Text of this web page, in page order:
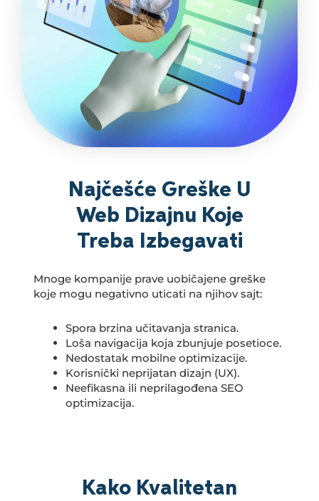
Kako Kvalitetan
Najčešće Greške U
Web Dizajnu Koje
Treba Izbegavati
Mnoge kompanije prave uobičajene greške
koje mogu negativno uticati na njihov sajt:
Spora brzina učitavanja stranica.
Loša navigacija koja zbunjuje posetioce.
Nedostatak mobilne optimizacije.
Korisnički neprijatan dizajn (UX).
Neefikasna ili neprilagođena SEO
optimizacija.